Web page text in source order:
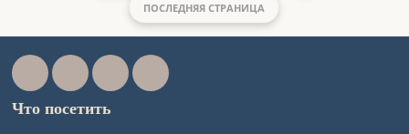
ПОСЛЕДНЯЯ СТРАНИЦА
Что посетить